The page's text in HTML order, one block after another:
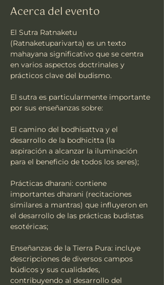
Acerca del evento
El Sutra Ratnaketu
(Ratnaketuparivarta) es un texto
mahayana significativo que se centra
en varios aspectos doctrinales y
prácticos clave del budismo.
El sutra es particularmente importante
por sus enseñanzas sobre:
El camino del bodhisattva y el
desarrollo de la bodhicitta (la
aspiración a alcanzar la iluminación
para el beneficio de todos los seres);
Prácticas dharani: contiene
importantes dharani (recitaciones
similares a mantras) que influyeron en
el desarrollo de las prácticas budistas
esotéricas;
Enseñanzas de la Tierra Pura: incluye
descripciones de diversos campos
búdicos y sus cualidades,
contribuyendo al desarrollo del